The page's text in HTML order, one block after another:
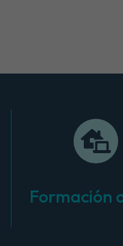
Formación